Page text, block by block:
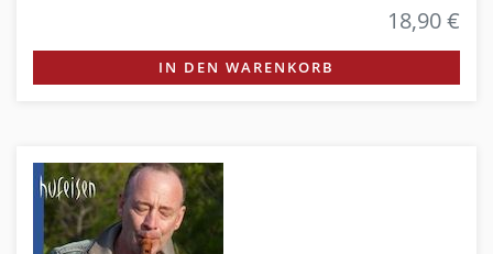
18,90 €
IN DEN WARENKORB